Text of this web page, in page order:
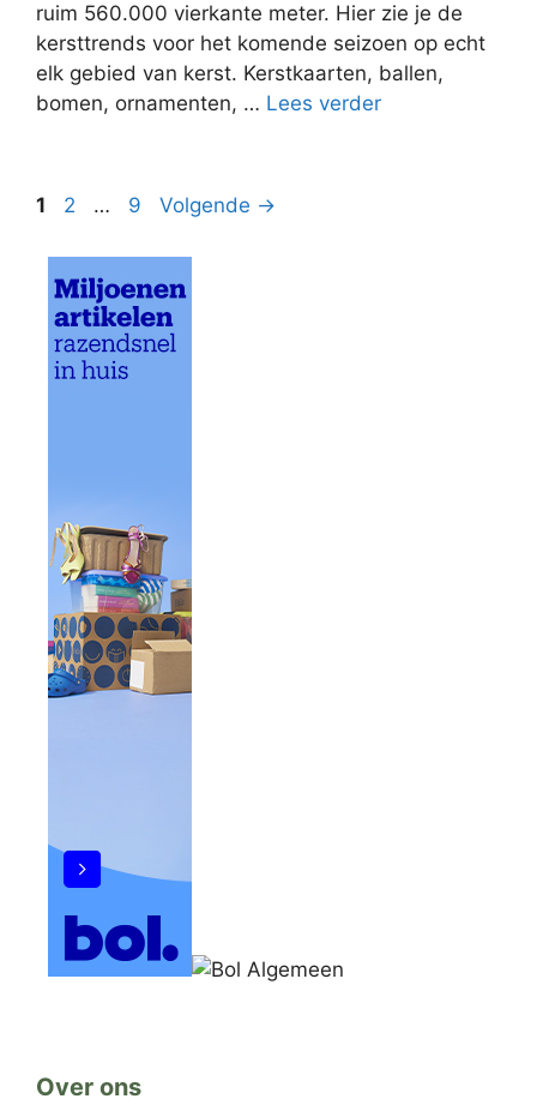
ruim 560.000 vierkante meter. Hier zie je de
kersttrends voor het komende seizoen op echt
elk gebied van kerst. Kerstkaarten, ballen,
bomen, ornamenten, … Lees verder
Pagina
1 Pagina
2 … Pagina
9 Volgende →
Over ons